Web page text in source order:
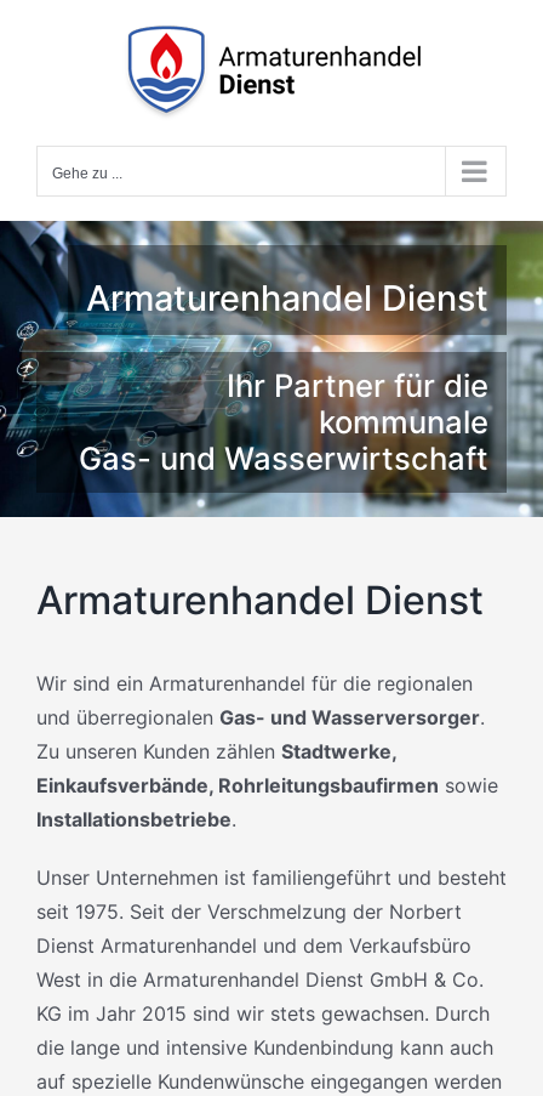
Gehe zu ...
Armaturenhandel Dienst
Ihr Partner für die
kommunale
Gas- und Wasserwirtschaft
Armaturenhandel Dienst
Wir sind ein Armaturenhandel für die regionalen
und überregionalen Gas- und Wasserversorger.
Zu unseren Kunden zählen Stadtwerke,
Einkaufsverbände, Rohrleitungsbaufirmen sowie
Installationsbetriebe.
Unser Unternehmen ist familiengeführt und besteht
seit 1975. Seit der Verschmelzung der Norbert
Dienst Armaturenhandel und dem Verkaufsbüro
West in die Armaturenhandel Dienst GmbH & Co.
KG im Jahr 2015 sind wir stets gewachsen. Durch
die lange und intensive Kundenbindung kann auch
auf spezielle Kundenwünsche eingegangen werden